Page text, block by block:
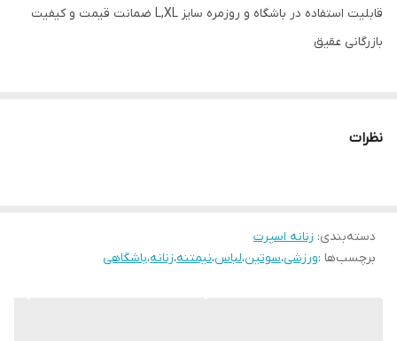
قابلیت استفاده در باشگاه و روزمره سایز L,XL ضمانت قیمت و کیفیت
بازرگانی عقیق
نظرات
دسته‌بندی: زنانه اسپرت
برچسب‌ها :ورزشی،سوتین،لباس،نیمتنه،زنانه،باشگاهی